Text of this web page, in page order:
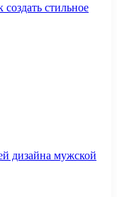
стильное
дизайна мужской